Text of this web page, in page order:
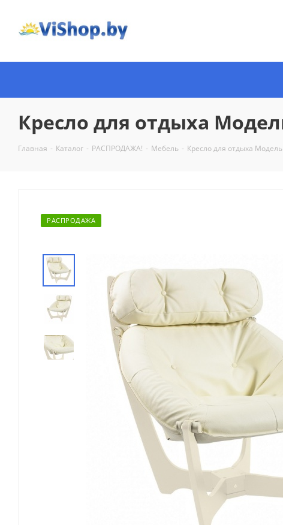
Кресло для отдыха
Главная - Каталог - РАСПРОДАЖА! - Мебель - Кресло для отдыха
РАСПРОДАЖА